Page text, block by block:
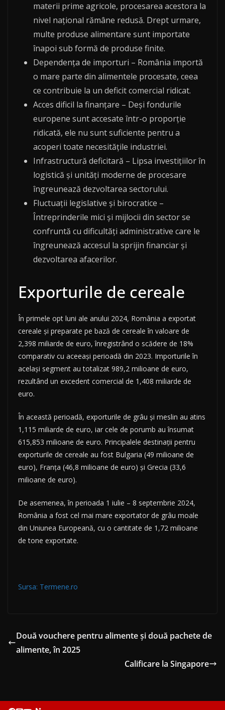
materii prime agricole, procesarea acestora la
nivel național rămâne redusă. Drept urmare,
multe produse alimentare sunt importate
înapoi sub formă de produse finite.
Dependența de importuri – România importă
o mare parte din alimentele procesate, ceea
ce contribuie la un deficit comercial ridicat.
Acces dificil la finanțare – Deși fondurile
europene sunt accesate într-o proporție
ridicată, ele nu sunt suficiente pentru a
acoperi toate necesitățile industriei.
Infrastructură deficitară – Lipsa investițiilor în
logistică și unități moderne de procesare
îngreunează dezvoltarea sectorului.
Fluctuații legislative și birocratice –
Întreprinderile mici și mijlocii din sector se
confruntă cu dificultăți administrative care le
îngreunează accesul la sprijin financiar și
dezvoltarea afacerilor.
Exporturile de cereale
În primele opt luni ale anului 2024, România a exportat
cereale și preparate pe bază de cereale în valoare de
2,398 miliarde de euro, înregistrând o scădere de 18%
comparativ cu aceeași perioadă din 2023. Importurile în
același segment au totalizat 989,2 milioane de euro,
rezultând un excedent comercial de 1,408 miliarde de
euro.
În această perioadă, exporturile de grâu și meslin au atins
1,115 miliarde de euro, iar cele de porumb au însumat
615,853 milioane de euro. Principalele destinații pentru
exporturile de cereale au fost Bulgaria (49 milioane de
euro), Franța (46,8 milioane de euro) și Grecia (33,6
milioane de euro).
De asemenea, în perioada 1 iulie – 8 septembrie 2024,
România a fost cel mai mare exportator de grâu moale
din Uniunea Europeană, cu o cantitate de 1,72 milioane
de tone exportate.
Sursa: Termene.ro
Două vouchere pentru alimente şi două pachete de
alimente, în 2025
Calificare la Singapore